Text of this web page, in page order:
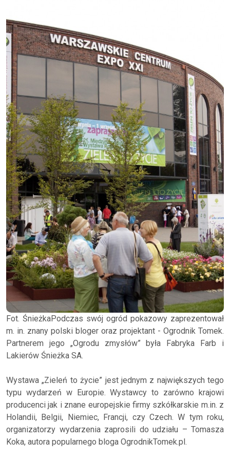
Fot. ŚnieżkaPodczas swój ogród pokazowy zaprezentował
m. in. znany polski bloger oraz projektant - Ogrodnik Tomek.
Partnerem jego „Ogrodu zmysłów” była Fabryka Farb i
Lakierów Śnieżka SA.
Wystawa „Zieleń to życie” jest jednym z największych tego
typu wydarzeń w Europie. Wystawcy to zarówno krajowi
producenci jak i znane europejskie firmy szkółkarskie m.in. z
Holandii, Belgii, Niemiec, Francji, czy Czech. W tym roku,
organizatorzy wydarzenia zaprosili do udziału – Tomasza
Koka, autora popularnego bloga OgrodnikTomek.pl.